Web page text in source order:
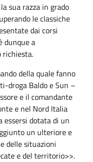
sua razza in grado
le classiche
dai corsi
dunque a
richiesta.
della quale fanno
droga Baldo e Sun –
e il comandante
e nel Nord Italia
essersi dotata di un
un ulteriore e
delle situazioni
e del territorio>>.